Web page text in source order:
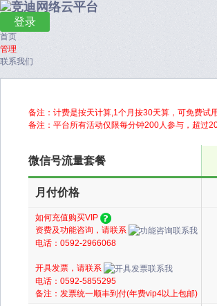
登录
首页
管理
联系我们
备注：计费是按天计算,1个月按30天算，可免费试用
备注：平台所有活动仅限每分钟200人参与，超过
微信号流量套餐
月付价格
如何充值购买VIP
资费及功能咨询，请联系
电话：0592-2966068
开具发票，请联系
电话：0592-5855295
备注：发票统一顺丰到付(年费vip4以上包邮)